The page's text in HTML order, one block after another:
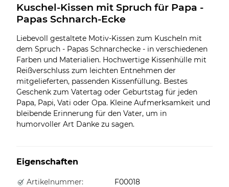
Kuschel-Kissen mit Spruch für Papa -
Papas Schnarch-Ecke
Liebevoll gestaltete Motiv-Kissen zum Kuscheln mit
dem Spruch - Papas Schnarchecke - in verschiedenen
Farben und Materialien. Hochwertige Kissenhülle mit
Reißverschluss zum leichten Entnehmen der
mitgelieferten, passenden Kissenfüllung. Bestes
Geschenk zum Vatertag oder Geburtstag für jeden
Papa, Papi, Vati oder Opa. Kleine Aufmerksamkeit und
bleibende Erinnerung für den Vater, um in
humorvoller Art Danke zu sagen.
Eigenschaften
Artikelnummer:
F00018